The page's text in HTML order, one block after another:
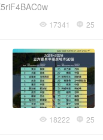
 17341  25
 18222  25